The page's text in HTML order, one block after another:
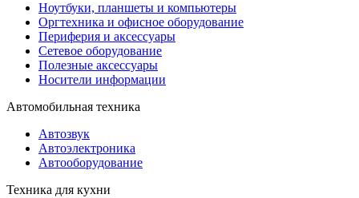
Ноутбуки, планшеты и компьютеры
Оргтехника и офисное оборудование
Периферия и аксессуары
Cетевое оборудование
Полезные аксессуары
Носители информации
Автомобильная техника
Автозвук
Автоэлектроника
Автооборудование
Техника для кухни